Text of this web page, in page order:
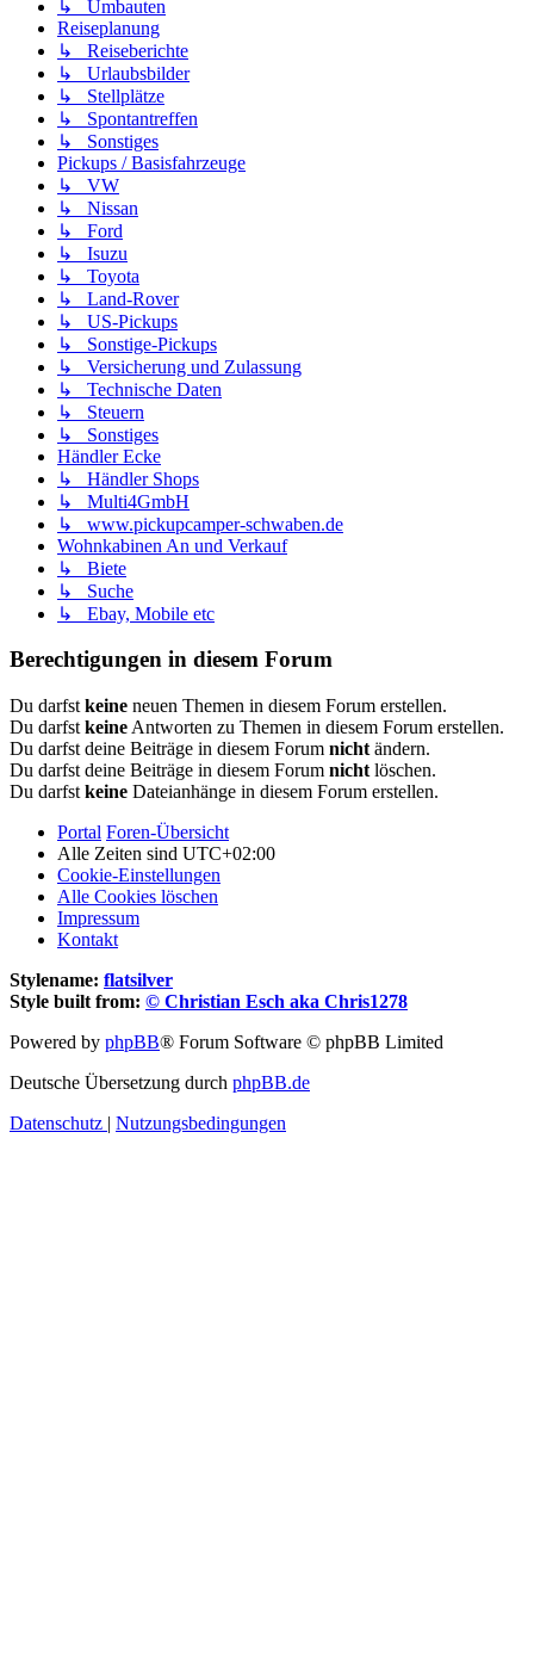
↳ Umbauten
Reiseplanung
↳ Reiseberichte
↳ Urlaubsbilder
↳ Stellplätze
↳ Spontantreffen
↳ Sonstiges
Pickups / Basisfahrzeuge
↳ VW
↳ Nissan
↳ Ford
↳ Isuzu
↳ Toyota
↳ Land-Rover
↳ US-Pickups
↳ Sonstige-Pickups
↳ Versicherung und Zulassung
↳ Technische Daten
↳ Steuern
↳ Sonstiges
Händler Ecke
↳ Händler Shops
↳ Multi4GmbH
↳ www.pickupcamper-schwaben.de
Wohnkabinen An und Verkauf
↳ Biete
↳ Suche
↳ Ebay, Mobile etc
Berechtigungen in diesem Forum
Du darfst keine neuen Themen in diesem Forum erstellen.
Du darfst keine Antworten zu Themen in diesem Forum erstellen.
Du darfst deine Beiträge in diesem Forum nicht ändern.
Du darfst deine Beiträge in diesem Forum nicht löschen.
Du darfst keine Dateianhänge in diesem Forum erstellen.
Portal Foren-Übersicht
Alle Zeiten sind UTC+02:00
Cookie-Einstellungen
Alle Cookies löschen
Impressum
Kontakt
Stylename: flatsilver
Style built from: © Christian Esch aka Chris1278
Powered by phpBB® Forum Software © phpBB Limited
Deutsche Übersetzung durch phpBB.de
Datenschutz | Nutzungsbedingungen